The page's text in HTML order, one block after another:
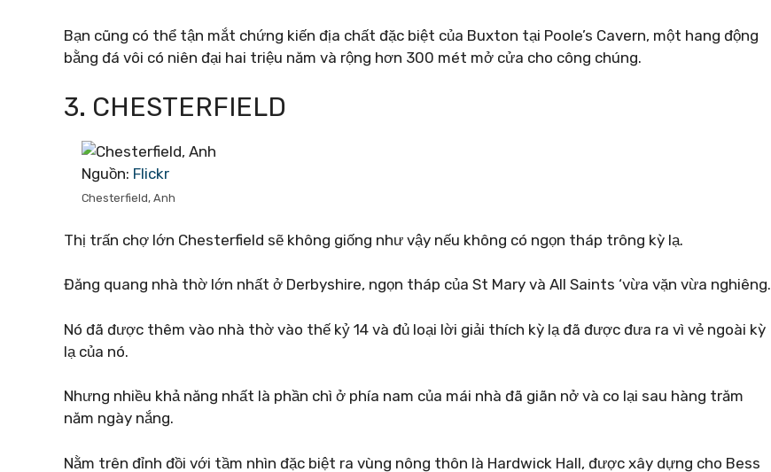
Bạn cũng có thể tận mắt chứng kiến ​​địa chất đặc biệt của Buxton tại Poole’s Cavern, một hang động
bằng đá vôi có niên đại hai triệu năm và rộng hơn 300 mét mở cửa cho công chúng.
3. CHESTERFIELD
Nguồn: Flickr
Chesterfield, Anh
Thị trấn chợ lớn Chesterfield sẽ không giống như vậy nếu không có ngọn tháp trông kỳ lạ.
Đăng quang nhà thờ lớn nhất ở Derbyshire, ngọn tháp của St Mary và All Saints ‘vừa vặn vừa nghiêng.
Nó đã được thêm vào nhà thờ vào thế kỷ 14 và đủ loại lời giải thích kỳ lạ đã được đưa ra vì vẻ ngoài kỳ
lạ của nó.
Nhưng nhiều khả năng nhất là phần chì ở phía nam của mái nhà đã giãn nở và co lại sau hàng trăm
năm ngày nắng.
Nằm trên đỉnh đồi với tầm nhìn đặc biệt ra vùng nông thôn là Hardwick Hall, được xây dựng cho Bess